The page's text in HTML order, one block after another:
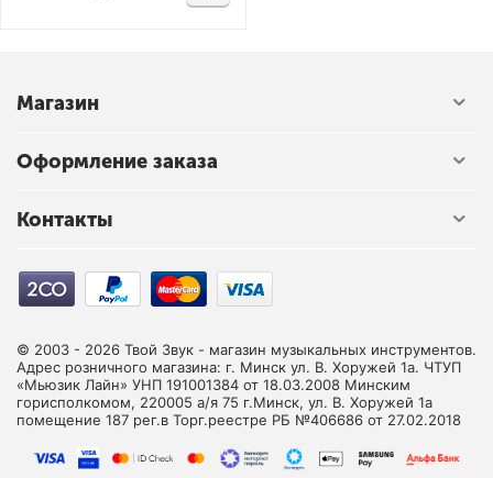
Магазин
Оформление заказа
Контакты
© 2003 - 2026 Твой Звук - магазин музыкальных инструментов.
Адрес розничного магазина: г. Минск ул. В. Хоружей 1а. ЧТУП
«Мьюзик Лайн» УНП 191001384 от 18.03.2008 Минским
горисполкомом, 220005 а/я 75 г.Минск, ул. В. Хоружей 1а
помещение 187 рег.в Торг.реестре РБ №406686 от 27.02.2018